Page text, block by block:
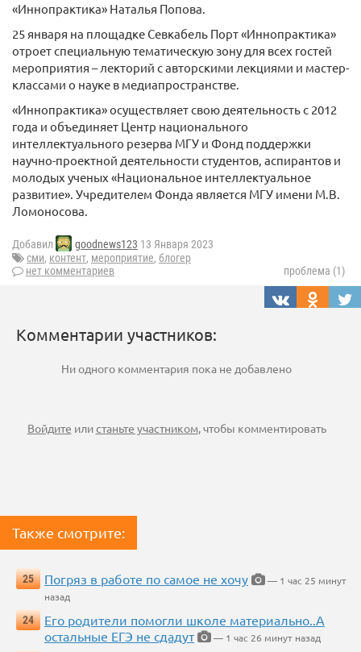
«Иннопрактика» Наталья Попова.
25 января на площадке Севкабель Порт «Иннопрактика»
отроет специальную тематическую зону для всех гостей
мероприятия – лекторий с авторскими лекциями и мастер-
классами о науке в медиапространстве.
«Иннопрактика» осуществляет свою деятельность с 2012
года и объединяет Центр национального
интеллектуального резерва МГУ и Фонд поддержки
научно-проектной деятельности студентов, аспирантов и
молодых ученых «Национальное интеллектуальное
развитие». Учредителем Фонда является МГУ имени М.В.
Ломоносова.
Добавил goodnews123 13 Января 2023
сми, контент, мероприятие, блогер
нет комментариев
проблема (1)
Комментарии участников:
Ни одного комментария пока не добавлено
Войдите илистаньте участником, чтобы комментировать
Также смотрите:
25 Погряз в работе по самое не хочу
— 1 час 25 минут
назад
24
Его родители помогли школе материально..А
остальные ЕГЭ не сдадут
— 1 час 26 минут назад